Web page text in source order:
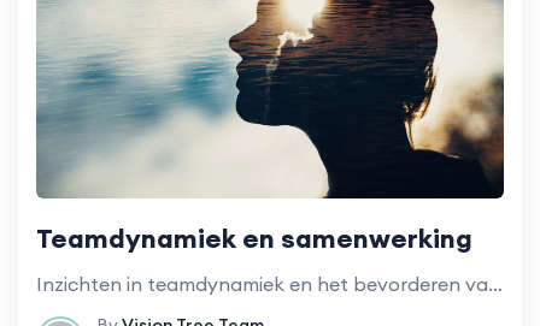
Teamdynamiek en samenwerking
Inzichten in teamdynamiek en het bevorderen van effectieve en gezonde samenwerking.